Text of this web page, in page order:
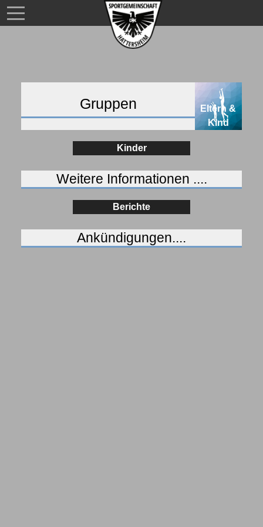
Gruppen
Eltern &
Kind
Kinder
Weitere Informationen ....
Berichte
Ankündigungen....